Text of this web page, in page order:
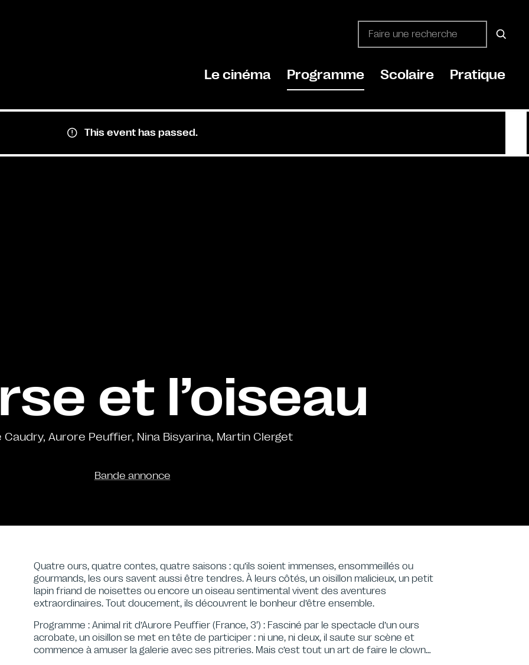
Le cinéma Programme Scolaire Pratique
This event has passed.
et l’oiseau
Caudry, Aurore Peuffier, Nina Bisyarina, Martin Clerget
Bande annonce
Quatre ours, quatre contes, quatre saisons : qu’ils soient immenses, ensommeillés ou
gourmands, les ours savent aussi être tendres. À leurs côtés, un oisillon malicieux, un petit
lapin friand de noisettes ou encore un oiseau sentimental vivent des aventures
extraordinaires. Tout doucement, ils découvrent le bonheur d’être ensemble.
Programme : Animal rit d’Aurore Peuffier (France, 3′) : Fasciné par le spectacle d’un ours
acrobate, un oisillon se met en tête de participer : ni une, ni deux, il saute sur scène et
commence à amuser la galerie avec ses pitreries. Mais c’est tout un art de faire le clown…